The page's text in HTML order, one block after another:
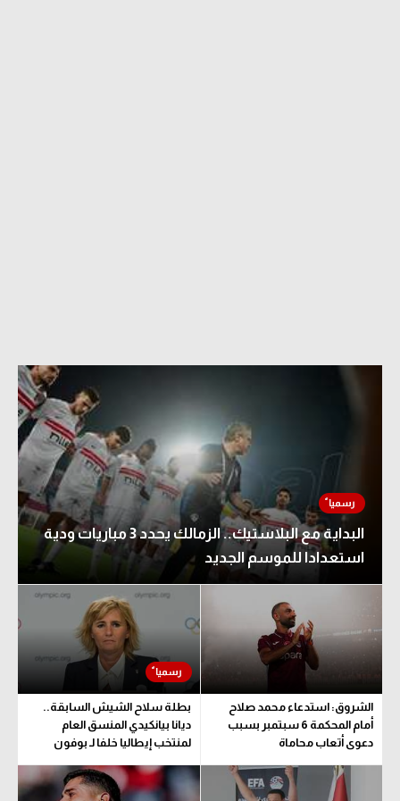
البداية مع البلاستيك.. الزمالك يحدد 3 مباريات ودية
استعدادا للموسم الجديد
الشروق: استدعاء محمد صلاح
أمام المحكمة 6 سبتمبر بسبب
دعوى أتعاب محاماة
بطلة سلاح الشيش السابقة..
ديانا بيانكيدي المنسق العام
لمنتخب إيطاليا خلفا لـ بوفون